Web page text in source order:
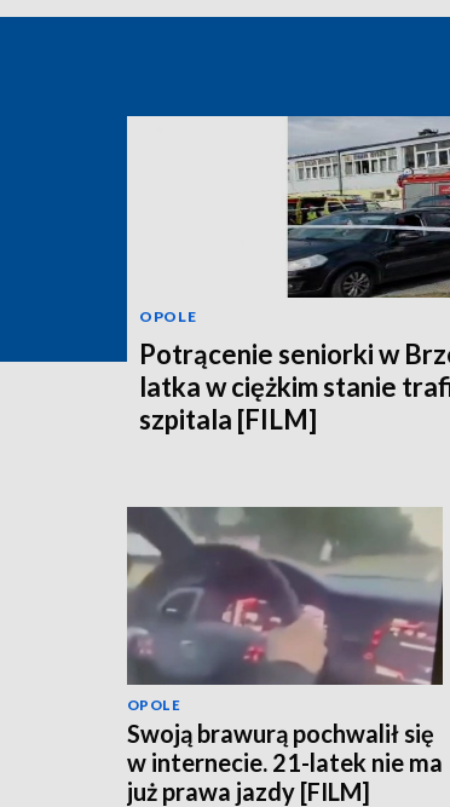
OPOLE
Potrącenie seniorki w
latka w ciężkim stanie
szpitala [FILM]
OPOLE
Swoją brawurą pochwalił się
w internecie. 21-latek nie ma
już prawa jazdy [FILM]